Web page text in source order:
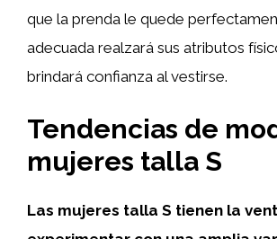
que la prenda le quede
adecuada realzará sus atributos
brindará confianza al vestirse.
Tendencias de
mujeres talla S
Las mujeres talla S tienen la